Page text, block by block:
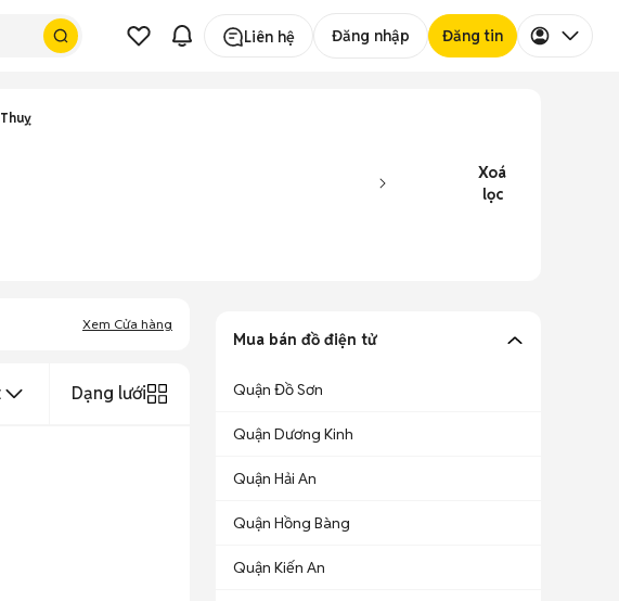
Liên hệ Đăng nhập Đăng tin
Xoá
lọc
Xem Cửa hàng
Dạng lưới
Mua bán đồ điện tử
Quận Đồ Sơn
Quận Dương Kinh
Quận Hải An
Quận Hồng Bàng
Quận Kiến An